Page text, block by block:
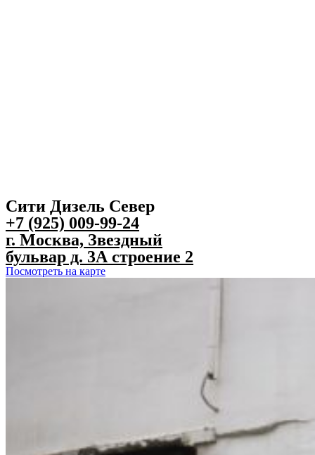
Сити Дизель Север
+7 (925) 009-99-24
г. Москва, Звездный
бульвар д. 3А строение 2
Посмотреть на карте